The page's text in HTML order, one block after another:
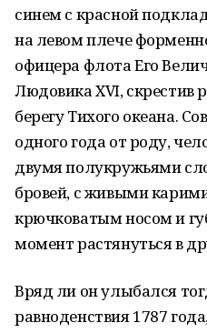
синем с красной
на левом плече
офицера флота Его
Людовика XVI, скрестив
берегу Тихого океана.
одного года от роду,
двумя полукружьями
бровей, с живыми
крючковатым носом и
момент растянуться в
Вряд ли он улыбался
равноденствия 1787